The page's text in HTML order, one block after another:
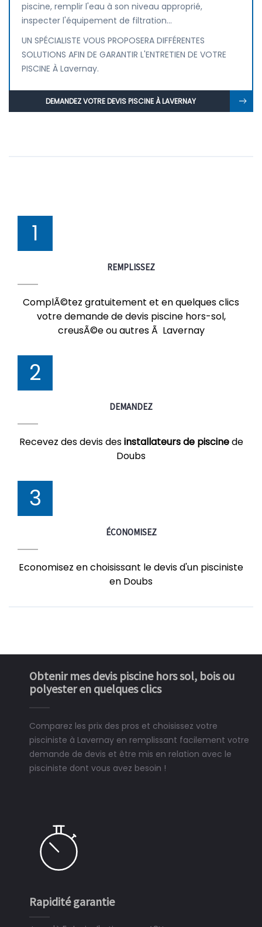
piscine, remplir l'eau à son niveau approprié,
inspecter l'équipement de filtration...
UN SPÉCIALISTE VOUS PROPOSERA DIFFÉRENTES
SOLUTIONS AFIN DE GARANTIR L'ENTRETIEN DE VOTRE
PISCINE À Lavernay.
DEMANDEZ VOTRE DEVIS PISCINE À LAVERNAY
1
REMPLISSEZ
ComplÃ©tez gratuitement et en quelques clics
votre demande de devis piscine hors-sol,
creusÃ©e ou autres Ã Lavernay
2
DEMANDEZ
Recevez des devis desinstallateurs de piscinede
Doubs
3
ÉCONOMISEZ
Economisez en choisissant le devis d'un pisciniste
en Doubs
Obtenir mes devis piscine hors sol, bois ou
polyester en quelques clics
Comparez les prix des pros et choisissez votre
pisciniste à Lavernay en remplissant facilement votre
demande de devis et être mis en relation avec le
pisciniste dont vous avez besoin !
Rapidité garantie